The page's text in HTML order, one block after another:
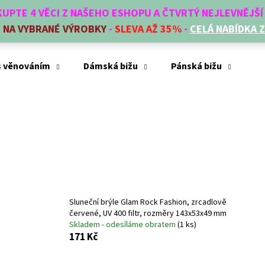
4 VĚCI Z NAŠEHO ESHOPU A ČTVRTÝ
NA VYBRANÉ VÝROBKY - SLEVA AŽ 35% - CELÁ NABÍDKA
věnováním Dámská bižu Pánská bižu
Sluneční brýle Glam Rock Fashion, zrcadlově
červené, UV 400 filtr, rozměry 143x53x49 mm
Skladem - odesíláme obratem (1 ks)
171 Kč
Co potřebujete najít?